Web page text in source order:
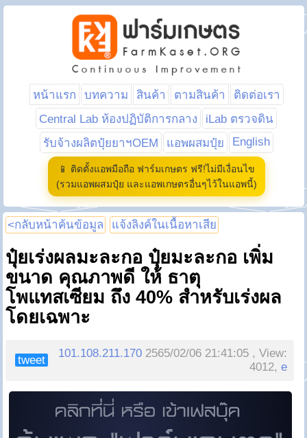
หน้าแรก บทความ สินค้า ตามสินค้า
ติดต่อเรา
Central Lab ห้องปฏิบัติการกลาง
iLab ตรวจดิน
รับจ้างผลิตปุ๋ยยาฯOEM
แอพผสมปุ๋ย English
📱 ติดตั้งแอพมือถือ ฟาร์มเกษตร ฟรี!ไม่มีเงื่อนไข
(รวมแอพผสมปุ๋ย และแอพเกษตรอื่นๆไว้ในแอพนี้)
<กลับหน้าค้นข้อมูล แจ้งลิงค์ในเนื้อหาเสีย
ปุ๋ยเร่งผลมะละกอ ปุ๋ยมะละกอ เพิ่ม
ขนาด คุณภาพดี ให้ ธาตุ
โพแทสเซียม ถึง 40% สำหรับเร่งผล
โดยเฉพาะ
tweet
101.108.211.170 2565/02/06 21:41:05 , View:
4012,e